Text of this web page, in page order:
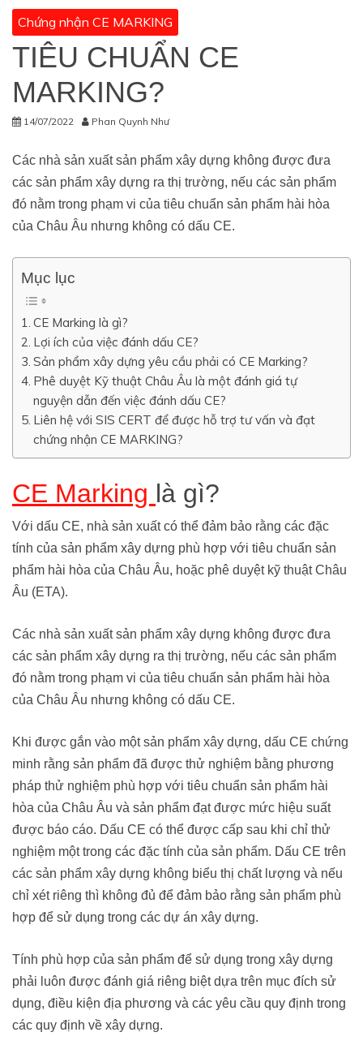
Chứng nhận CE MARKING
TIÊU CHUẨN CE
MARKING?
14/07/2022 Phan Quynh Như
Các nhà sản xuất sản phẩm xây dựng không được đưa
các sản phẩm xây dựng ra thị trường, nếu các sản phẩm
đó nằm trong phạm vi của tiêu chuẩn sản phẩm hài hòa
của Châu Âu nhưng không có dấu CE.
Mục lục
CE Marking là gì?
Lợi ích của việc đánh dấu CE?
Sản phẩm xây dựng yêu cầu phải có CE Marking?
Phê duyệt Kỹ thuật Châu Âu là một đánh giá tự
nguyện dẫn đến việc đánh dấu CE?
Liên hệ với SIS CERT để được hỗ trợ tư vấn và đạt
chứng nhận CE MARKING?
CE Marking là gì?
Với dấu CE, nhà sản xuất có thể đảm bảo rằng các đặc
tính của sản phẩm xây dựng phù hợp với tiêu chuẩn sản
phẩm hài hòa của Châu Âu, hoặc phê duyệt kỹ thuật Châu
Âu (ETA).
Các nhà sản xuất sản phẩm xây dựng không được đưa
các sản phẩm xây dựng ra thị trường, nếu các sản phẩm
đó nằm trong phạm vi của tiêu chuẩn sản phẩm hài hòa
của Châu Âu nhưng không có dấu CE.
Khi được gắn vào một sản phẩm xây dựng, dấu CE chứng
minh rằng sản phẩm đã được thử nghiệm bằng phương
pháp thử nghiệm phù hợp với tiêu chuẩn sản phẩm hài
hòa của Châu Âu và sản phẩm đạt được mức hiệu suất
được báo cáo. Dấu CE có thể được cấp sau khi chỉ thử
nghiệm một trong các đặc tính của sản phẩm. Dấu CE trên
các sản phẩm xây dựng không biểu thị chất lượng và nếu
chỉ xét riêng thì không đủ để đảm bảo rằng sản phẩm phù
hợp để sử dụng trong các dự án xây dựng.
Tính phù hợp của sản phẩm để sử dụng trong xây dựng
phải luôn được đánh giá riêng biệt dựa trên mục đích sử
dụng, điều kiện địa phương và các yêu cầu quy định trong
các quy định về xây dựng.